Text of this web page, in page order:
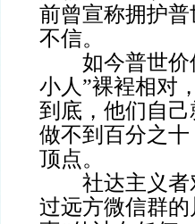
前曾宣称拥护
不信。
如今普世价值
小人”裸裎相对
到底，他们自
做不到百分之
顶点。
社达主义者对
过远方微信群